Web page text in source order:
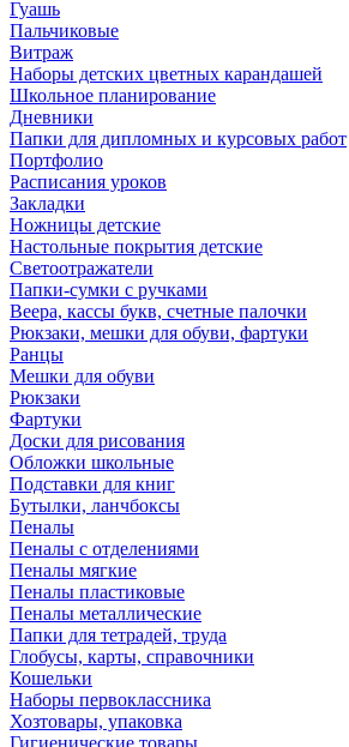
Гуашь
Пальчиковые
Витраж
Наборы детских цветных карандашей
Школьное планирование
Дневники
Папки для дипломных и курсовых работ
Портфолио
Расписания уроков
Закладки
Ножницы детские
Настольные покрытия детские
Светоотражатели
Папки-сумки с ручками
Веера, кассы букв, счетные палочки
Рюкзаки, мешки для обуви, фартуки
Ранцы
Мешки для обуви
Рюкзаки
Фартуки
Доски для рисования
Обложки школьные
Подставки для книг
Бутылки, ланчбоксы
Пеналы
Пеналы с отделениями
Пеналы мягкие
Пеналы пластиковые
Пеналы металлические
Папки для тетрадей, труда
Глобусы, карты, справочники
Кошельки
Наборы первоклассника
Хозтовары, упаковка
Гигиенические товары